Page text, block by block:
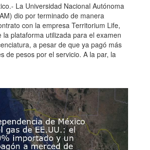
La Universidad Nacional Autónoma
dio por terminado de manera
con la empresa Territorium Life,
la plataforma utilizada para el examen
a pesar de que ya pagó más
de pesos por el servicio. A la par, la